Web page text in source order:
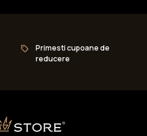
Primesti cupoane de
reducere